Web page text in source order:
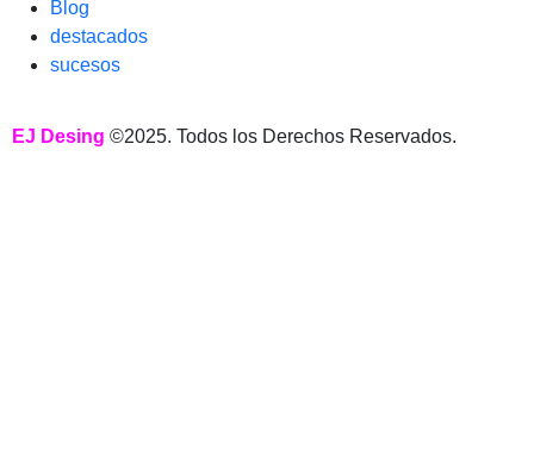
Blog
destacados
sucesos
EJ Desing ©2025. Todos los Derechos Reservados.